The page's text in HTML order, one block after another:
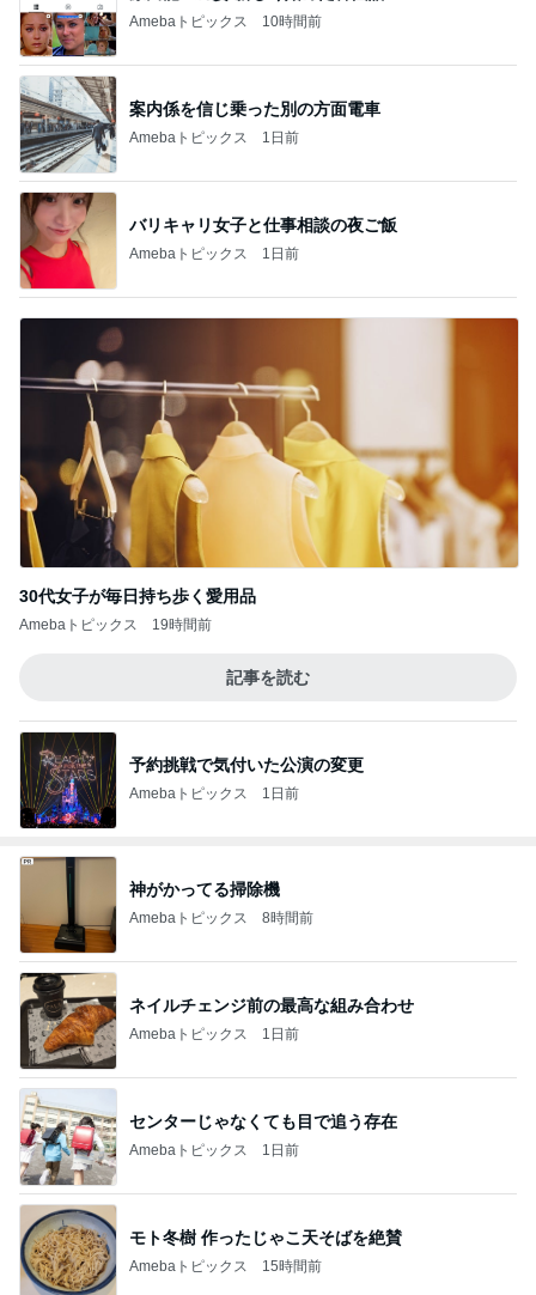
Amebaトピックス 10時間前
案内係を信じ乗った別の方面電車
Amebaトピックス 1日前
バリキャリ女子と仕事相談の夜ご飯
Amebaトピックス 1日前
30代女子が毎日持ち歩く愛用品
Amebaトピックス 19時間前
記事を読む
予約挑戦で気付いた公演の変更
Amebaトピックス 1日前
神がかってる掃除機
Amebaトピックス 8時間前
ネイルチェンジ前の最高な組み合わせ
Amebaトピックス 1日前
センターじゃなくても目で追う存在
Amebaトピックス 1日前
モト冬樹 作ったじゃこ天そばを絶賛
Amebaトピックス 15時間前